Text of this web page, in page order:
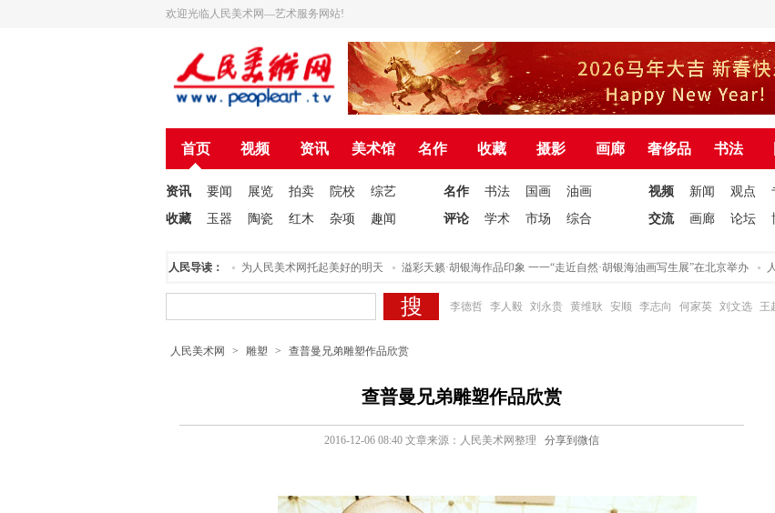
欢迎光临人民美术网—艺术服务网站!
首页 视频 资讯 美术馆 名作 收藏 摄影 画廊 奢侈品 书法
资讯 要闻 展览 拍卖 院校
综艺
收藏
玉器 陶瓷 红木 杂项 趣闻
名作 书法 国画
油画
评论
学术 市场 综合
视频 新闻 观点
交流
画廊 论坛
人民导读：
人民美术创作院揭牌仪式在北京举行 为人民美术网托起美好的明天 溢彩天籁·胡银海作品印象 一一“走近自然·胡银海油画写生展”在北京举办 人
李德哲 李人毅 刘永贵 黄维耿 安顺 李志向 何家英 刘文选 王
人民美术网 > 雕塑 > 查普曼兄弟雕塑作品欣赏
查普曼兄弟雕塑作品欣赏
2016-12-06 08:40 文章来源：人民美术网整理 分享到微信